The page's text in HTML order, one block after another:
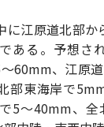
に江原道北部か
ある。予想さ
60mm、江原
部東海岸で
5～40mm、